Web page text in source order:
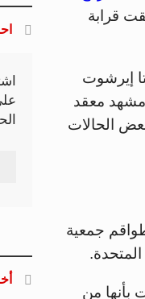
أطلقت قرابة
إيرشوت
مشهد معقد
الحالات
8 من طواقم جمعية
بأنها من